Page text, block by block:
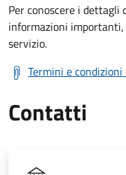
Per conoscere i dettagli
informazioni
servizio.
Termini e
Contatti